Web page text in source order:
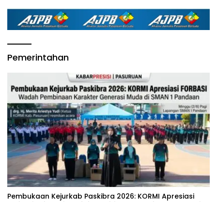
Pemerintahan
‎Pembukaan Kejurkab Paskibra 2026: KORMI Apresiasi